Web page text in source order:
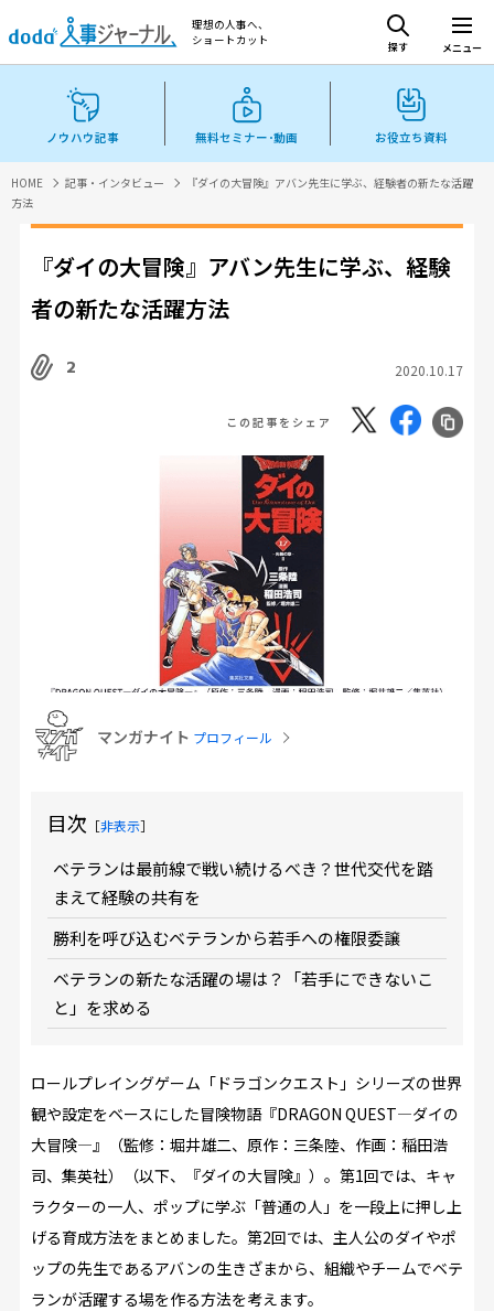
理想の人事へ、
ショートカット
探す メニュー
ノウハウ記事 無料セミナー･動画 お役立ち資料
HOME 記事・インタビュー
『ダイの大冒険』アバン先生に学ぶ、経験者の新たな活躍
方法
『ダイの大冒険』アバン先生に学ぶ、経験
者の新たな活躍方法
2 2020.10.17
この記事をシェア
マンガナイト プロフィール
目次 ［非表示］
ベテランは最前線で戦い続けるべき？世代交代を踏
まえて経験の共有を
勝利を呼び込むベテランから若手への権限委譲
ベテランの新たな活躍の場は？「若手にできないこ
と」を求める
ロールプレイングゲーム「ドラゴンクエスト」シリーズの世界
観や設定をベースにした冒険物語『DRAGON QUEST―ダイの
大冒険―』（監修：堀井雄二、原作：三条陸、作画：稲田浩
司、集英社）（以下、『ダイの大冒険』）。第1回では、キャ
ラクターの一人、ポップに学ぶ「普通の人」を一段上に押し上
げる育成方法をまとめました。第2回では、主人公のダイやポ
ップの先生であるアバンの生きざまから、組織やチームでベテ
ランが活躍する場を作る方法を考えます。